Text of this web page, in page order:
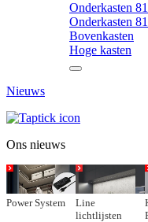
Onderkasten
Onderkasten
Bovenkasten
Hoge kasten
Nieuws
Ons nieuws
Power System
Line
lichtlijsten